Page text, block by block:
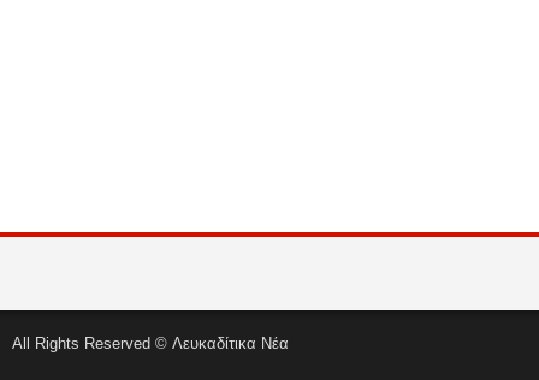
All Rights Reserved © Λευκαδίτικα Νέα